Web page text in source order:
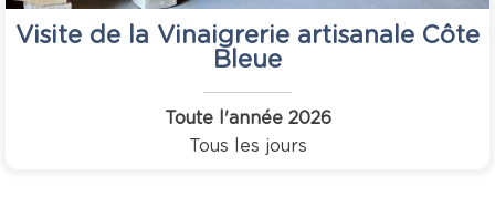
Visite de la Vinaigrerie artisanale Côte
Bleue
Toute l'année2026
Tous les jours